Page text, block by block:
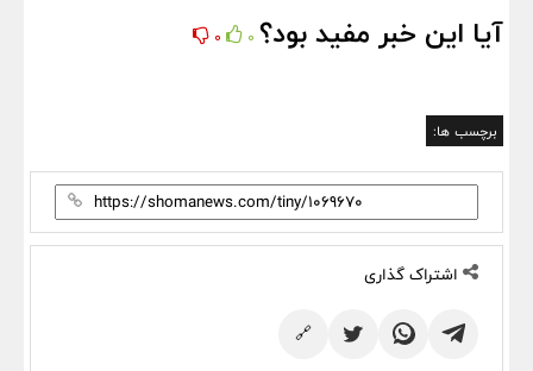
آیا این خبر مفید بود؟ 0
0
برچسب ها:
اشتراک گذاری
🔗